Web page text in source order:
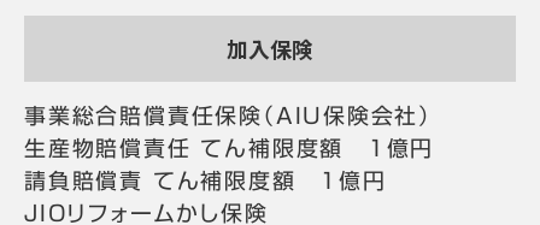
加入保険
事業総合賠償責任保険（AIU保険会社）
生産物賠償責任 てん補限度額 1億円
請負賠償責 てん補限度額 1億円
JIOリフォームかし保険